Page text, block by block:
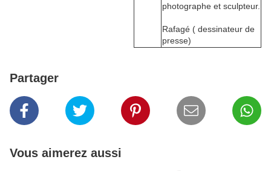
photographe et sculpteur.
Rafagé ( dessinateur de
presse)
Partager
Vous aimerez aussi